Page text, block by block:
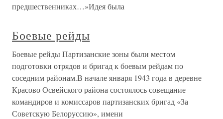
предшественниках…»Идея была
Боевые рейды
Боевые рейды Партизанские зоны были местом
подготовки отрядов и бригад к боевым рейдам по
соседним районам.В начале января 1943 года в деревне
Красово Освейского района состоялось совещание
командиров и комиссаров партизанских бригад «За
Советскую Белоруссию», имени